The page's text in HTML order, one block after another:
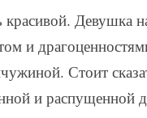
Девушка
и
Стоит
и распущенной